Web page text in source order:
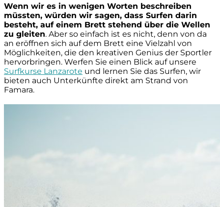
Wenn wir es in wenigen Worten beschreiben
müssten, würden wir sagen, dass Surfen darin
besteht, auf einem Brett stehend über die Wellen
zu gleiten. Aber so einfach ist es nicht, denn von da
an eröffnen sich auf dem Brett eine Vielzahl von
Möglichkeiten, die den kreativen Genius der Sportler
hervorbringen. Werfen Sie einen Blick auf unsere
Surfkurse Lanzarote und lernen Sie das Surfen, wir
bieten auch Unterkünfte direkt am Strand von
Famara.